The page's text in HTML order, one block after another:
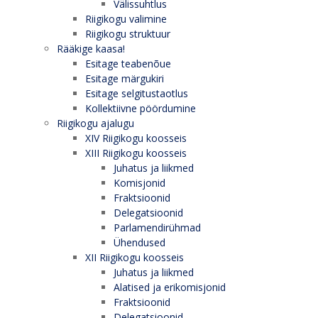
Välissuhtlus
Riigikogu valimine
Riigikogu struktuur
Rääkige kaasa!
Esitage teabenõue
Esitage märgukiri
Esitage selgitustaotlus
Kollektiivne pöördumine
Riigikogu ajalugu
XIV Riigikogu koosseis
XIII Riigikogu koosseis
Juhatus ja liikmed
Komisjonid
Fraktsioonid
Delegatsioonid
Parlamendirühmad
Ühendused
XII Riigikogu koosseis
Juhatus ja liikmed
Alatised ja erikomisjonid
Fraktsioonid